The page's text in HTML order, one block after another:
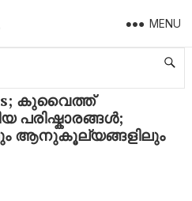
MENU
എണ്ണമേഖലയിൽ പുതിയ പരിഷ്കാരങ്ങൾ; പ്രമോഷൻ ചട്ടങ്ങളിലും ആനുകൂല്യങ്ങളിലും മാറ്റം
കുവൈത്ത്
പരിഷ്കാരങ്ങൾ;
ആനുകൂല്യങ്ങളിലും